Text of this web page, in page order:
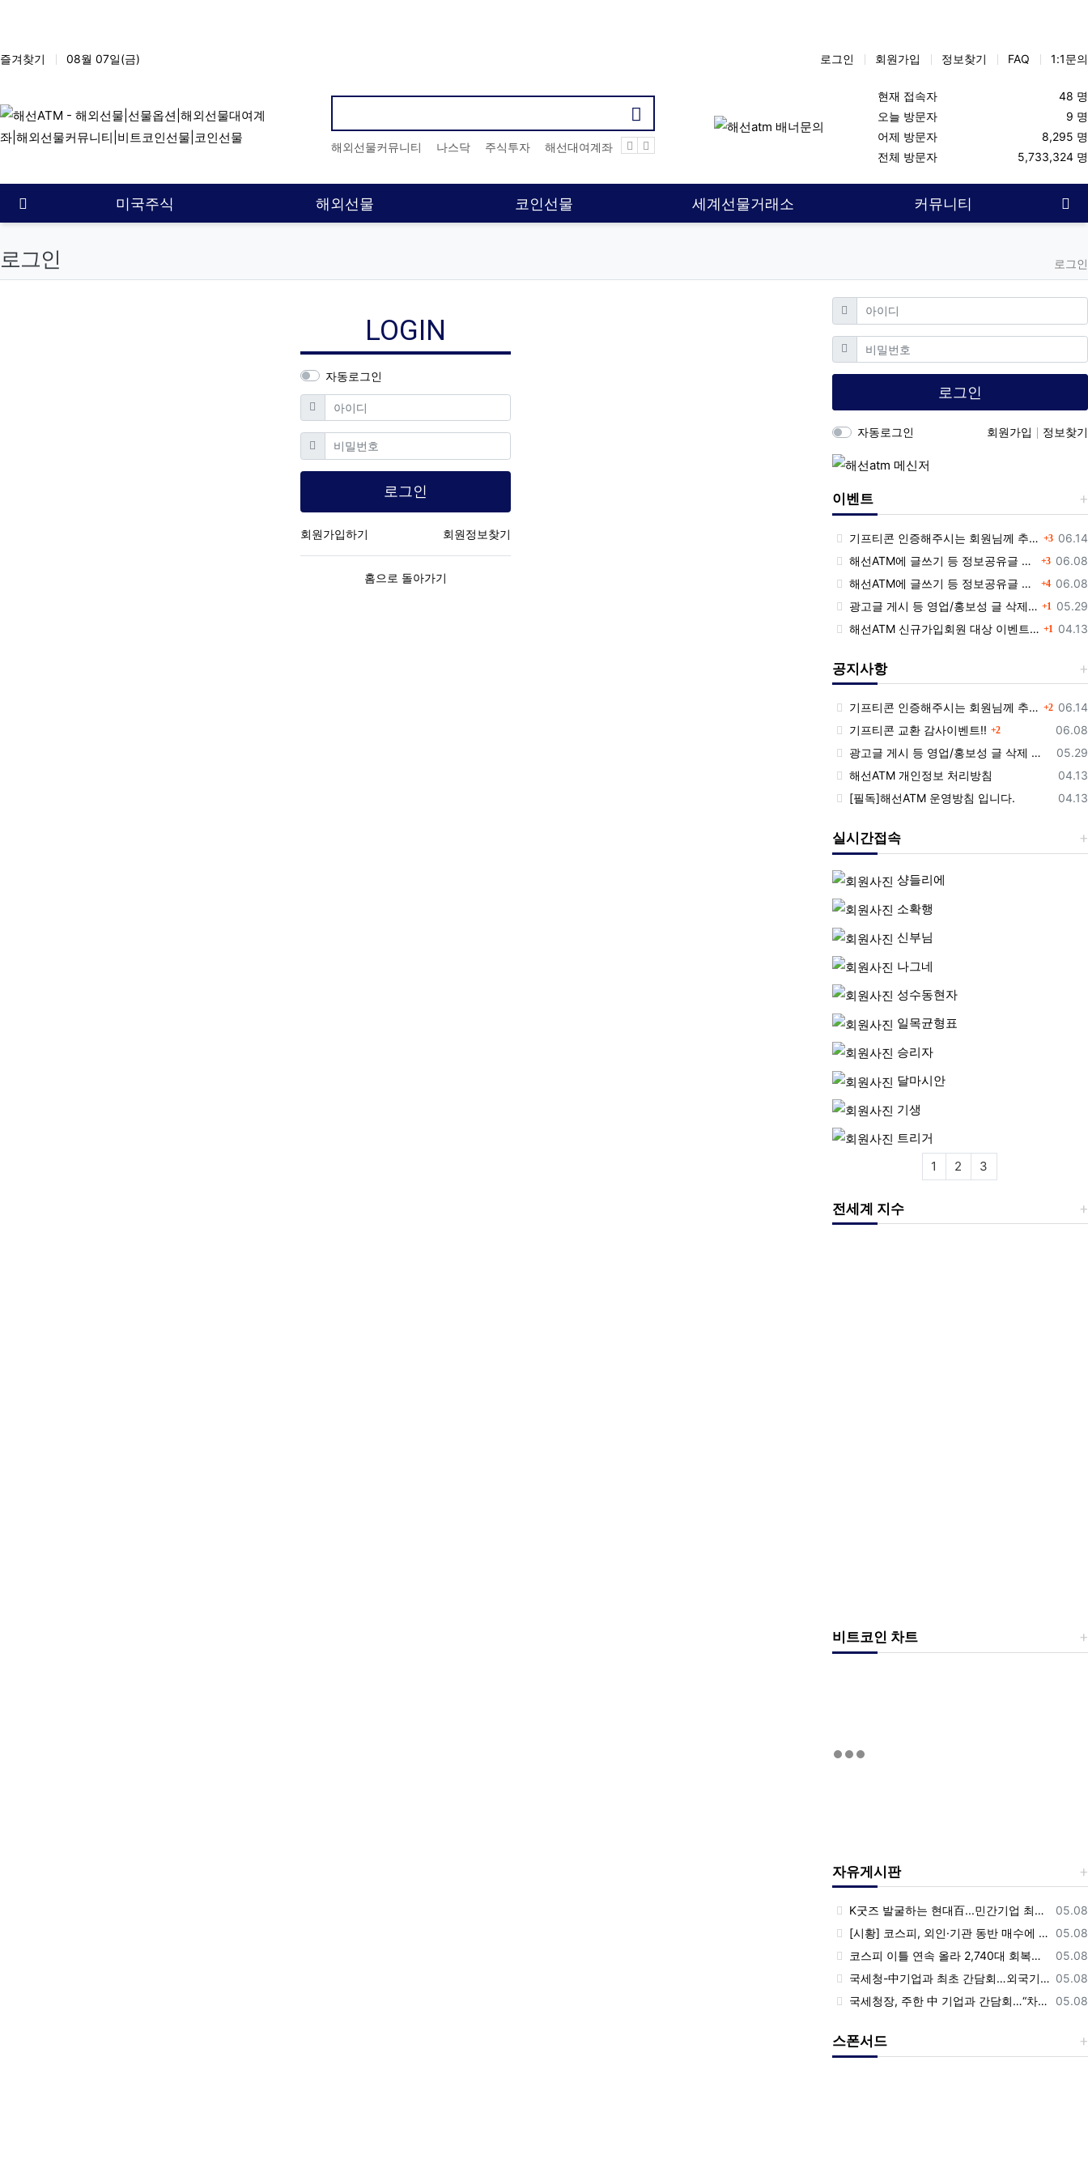
상단 네비
즐겨찾기 08월 07일(금) 로그인 회원가입 정보찾기 FAQ 1:1문의
인기검색어
해외선물커뮤니티 나스닥 주식투자 해선대여계좌 해선커뮤니티 해외선물대여계좌 해선대여업체
현재 접속자
48 명
오늘 방문자
9 명
어제 방문자
8,295 명
전체 방문자
5,733,324 명
메인 메뉴 미국주식 해외선물 코인선물 세계선물거래소 커뮤니티
로그인 로그인
LOGIN
자동로그인
아이디
필수
비밀번호필수
로그인
회원가입하기 회원정보찾기
홈으로 돌아가기
아이디 필수
비밀번호필수
로그인
자동로그인 회원가입 정보찾기
이벤트
등록
06.14
기프티콘 인증해주시는 회원님께 추가 포인트 쏩니다!! 3댓글
등록일
06.08
해선ATM에 글쓰기 등 정보공유글 남기고 기프티콘 받자! 3댓글
등록일
06.08
해선ATM에 글쓰기 등 정보공유글 남기고 기프티콘 받자! 4댓글
등록
05.29
광고글 게시 등 영업/홍보성 글 삭제 및 제제대상입니다. 1 댓글
등록
04.13
해선ATM 신규가입회원 대상 이벤트 안내 1 댓글
공지사항
등록
06.14
기프티콘 인증해주시는 회원님께 추가 포인트 쏩니다!! 2댓글
등록일
06.08
기프티콘 교환 감사이벤트!! 2댓글
등록
05.29
광고글 게시 등 영업/홍보성 글 삭제 및 제제대상입니다.
등록
04.13
해선ATM 개인정보 처리방침
등록
04.13
[필독]해선ATM 운영방침 입니다.
실시간접속
샹들리에
소확행
신부님
나그네
성수동현자
일목균형표
승리자
달마시안
기생
트리거
1
2 3
전세계 지수
비트코인 차트
자유게시판
등록일
05.08
K굿즈 발굴하는 현대百...민간기업 최초 ‘대한민국 관광공모전’ 후원
등록일
05.08
[시황] 코스피, 외인·기관 동반 매수에 연이틀 상승…2745.05 마감
등록일
05.08
코스피 이틀 연속 올라 2,740대 회복…코스닥은 강보합(종합)
등록일
05.08
국세청-中기업과 최초 간담회…외국기업 세제혜택 등 논의
등록일
05.08
국세청장, 주한 中 기업과 간담회…“차별없는 공정과세 약속”
스폰서드